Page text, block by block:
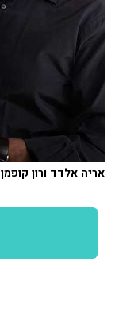
אריה אלדד ורון קופמן